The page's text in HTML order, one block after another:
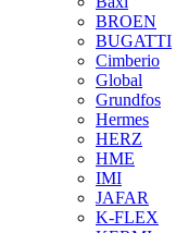
BROEN
BUGATTI
Cimberio
Global
Grundfos
Hermes
HERZ
HME
IMI
JAFAR
K-FLEX